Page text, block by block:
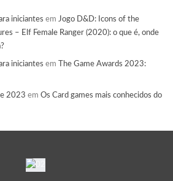
iniciantes em Jogo D&D: Icons of the
– Elf Female Ranger (2020): o que é, onde
iniciantes em
The Game Awards 2023:
2023 em Os Card games mais conhecidos do